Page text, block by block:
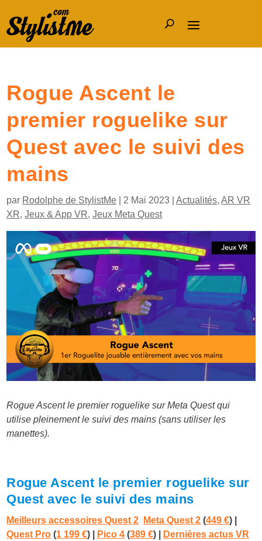
Rogue Ascent le
premier roguelike sur
Quest avec le suivi des
mains
par Rodolphe de StylistMe 2 Mai 2023 |Actualités,AR VR
XR,Jeux & App VR,Jeux Meta Quest
Rogue Ascent le premier roguelike sur Meta Quest qui
utilise pleinement le suivi des mains (sans utiliser les
manettes).
Rogue Ascent le premier roguelike sur
Quest avec le suivi des mains
Meilleurs accessoires Quest 2 Meta Quest 2 (449 €) |
Quest Pro (1 199 €) Pico 4 (389 €) | Dernières actus VR